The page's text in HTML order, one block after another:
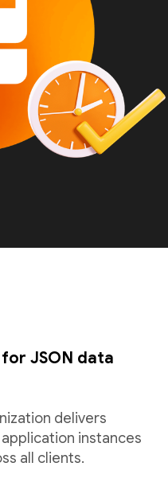
JSON data
delivers
instances
all clients.